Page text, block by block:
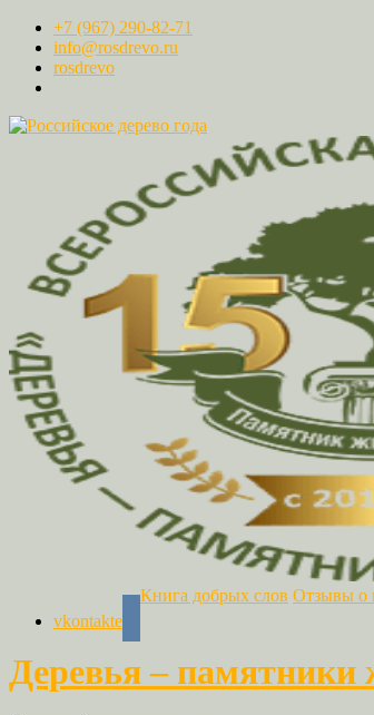
+7 (967) 290-82-71
info@rosdrevo.ru
rosdrevo
vkontakte
Книга добрых слов Отзывы о
Деревья –